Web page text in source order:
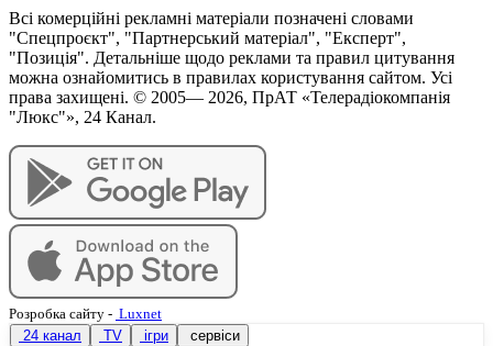
Всі комерційні рекламні матеріали позначені словами
"Спецпроєкт", "Партнерський матеріал", "Експерт",
"Позиція". Детальніше щодо реклами та правил цитування
можна ознайомитись в правилах користування сайтом. Усі
права захищені. © 2005— 2026, ПрАТ «Телерадіокомпанія
"Люкс"», 24 Канал.
Розробка сайту - Luxnet
24 канал
TV ігри сервіси